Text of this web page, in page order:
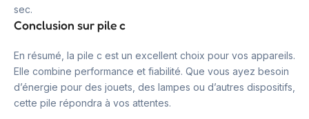
sec.
Conclusion sur pile c
En résumé, la pile c est un excellent choix pour vos appareils.
Elle combine performance et fiabilité. Que vous ayez besoin
d’énergie pour des jouets, des lampes ou d’autres dispositifs,
cette pile répondra à vos attentes.